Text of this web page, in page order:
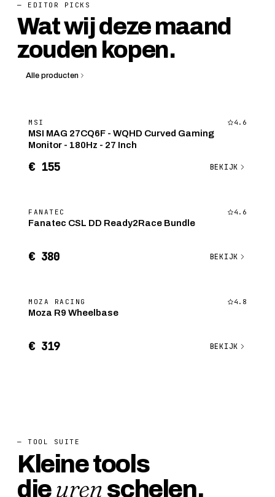
— EDITOR PICKS
Wat wij deze maand
zouden kopen.
Alle producten
MSI 4.6
MSI MAG 27CQ6F - WQHD Curved Gaming
Monitor - 180Hz - 27 Inch
€ 155 BEKIJK
FANATEC 4.6
Fanatec CSL DD Ready2Race Bundle
€ 380 BEKIJK
MOZA RACING 4.8
Moza R9 Wheelbase
€ 319 BEKIJK
— TOOL SUITE
Kleine tools
dieuren schelen.